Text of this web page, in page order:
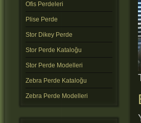
Ofis Perdeleri
Plise Perde
Stor Dikey Perde
Stor Perde Kataloğu
Stor Perde Modelleri
Zebra Perde Kataloğu
Zebra Perde Modelleri